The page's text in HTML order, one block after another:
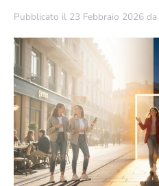
Pubblicato il 23 Febbraio 2026 da